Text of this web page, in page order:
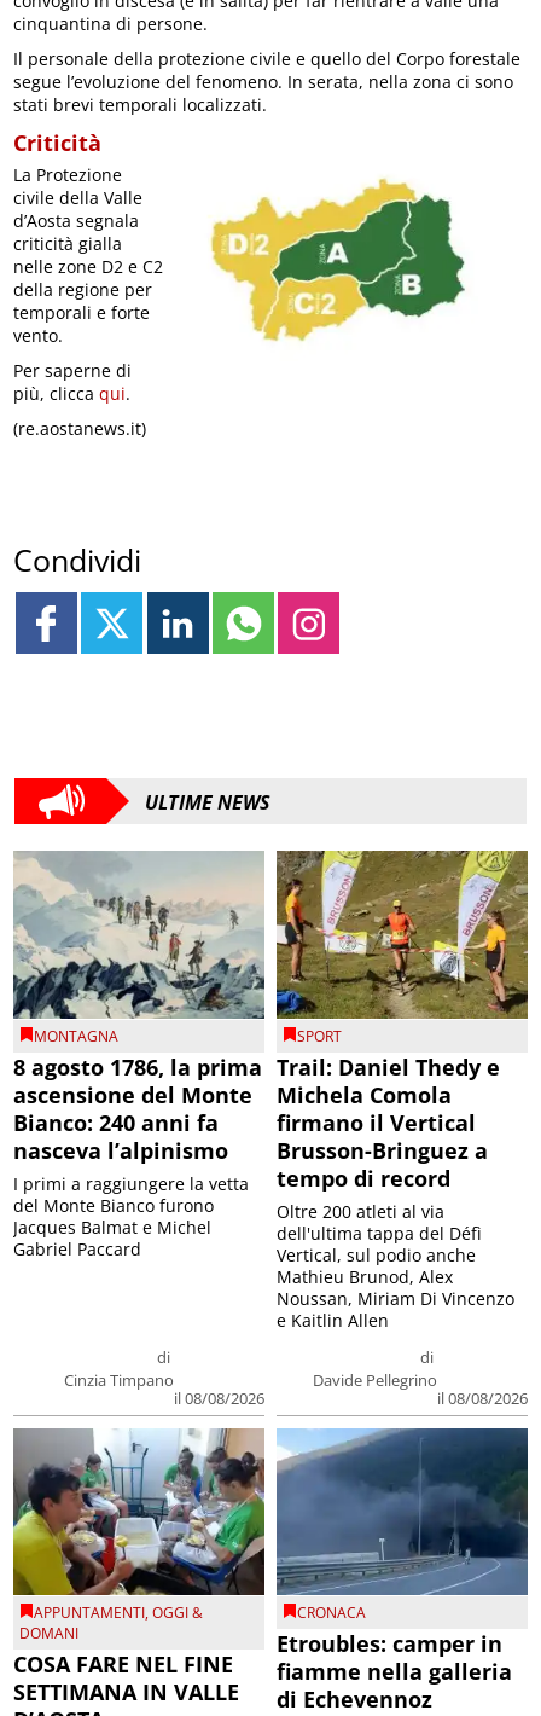
cinquantina di persone.
Il personale della protezione civile e quello del Corpo forestale
segue l’evoluzione del fenomeno. In serata, nella zona ci sono
stati brevi temporali localizzati.
Criticità
La Protezione
civile della Valle
d’Aosta segnala
criticità gialla
nelle zone D2 e C2
della regione per
temporali e forte
vento.
Per saperne di
più, cliccaqui.
(re.aostanews.it)
Condividi
ULTIME NEWS
MONTAGNA
8 agosto 1786, la prima
ascensione del Monte
Bianco: 240 anni fa
nasceva l’alpinismo
di
Cinzia Timpano
il 08/08/2026
I primi a raggiungere la vetta
del Monte Bianco furono
Jacques Balmat e Michel
Gabriel Paccard
SPORT
Trail: Daniel Thedy e
Michela Comola
firmano il Vertical
Brusson-Bringuez a
tempo di record
di
Davide Pellegrino
il 08/08/2026
Oltre 200 atleti al via
dell'ultima tappa del Défì
Vertical, sul podio anche
Mathieu Brunod, Alex
Noussan, Miriam Di Vincenzo
e Kaitlin Allen
APPUNTAMENTI,OGGI &
DOMANI
COSA FARE NEL FINE
SETTIMANA IN VALLE
CRONACA
Etroubles: camper in
fiamme nella galleria
di Echevennoz